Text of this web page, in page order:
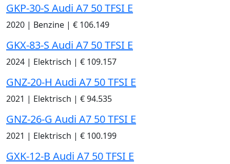
GKP-30-S Audi A7 50 TFSI E
2020 | Benzine | € 106.149
GKX-83-S Audi A7 50 TFSI E
2024 | Elektrisch | € 109.157
GNZ-20-H Audi A7 50 TFSI E
2021 | Elektrisch | € 94.535
GNZ-26-G Audi A7 50 TFSI E
2021 | Elektrisch | € 100.199
GXK-12-B Audi A7 50 TFSI E